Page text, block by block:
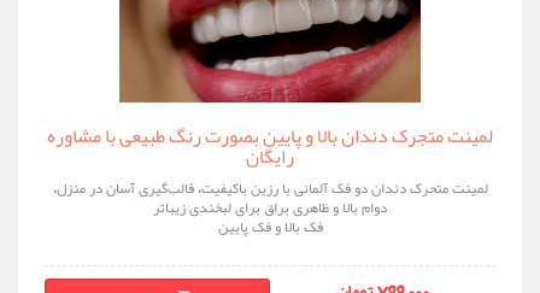
لمینت متجرک دندان بالا و پایین بصورت رنگ طبیعی با مشاوره
رایگان
لمینت متحرک دندان دو فک آلمانی با رزین باکیفیت، قالب‌گیری آسان در منزل،
دوام بالا و ظاهری براق برای لبخندی زیباتر
فک بالا و فک پایین